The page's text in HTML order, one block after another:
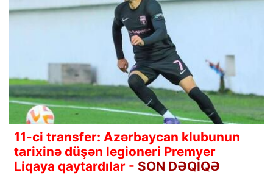
11-ci transfer: Azərbaycan klubunun
tarixinə düşən legioneri Premyer
Liqaya qaytardılar - SON DƏQİQƏ